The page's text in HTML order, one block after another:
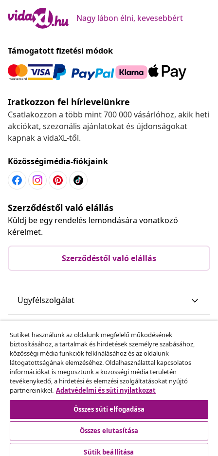
Nagy lábon élni, kevesebbért
Támogatott fizetési módok
Iratkozzon fel hírlevelünkre
Csatlakozzon a több mint 700 000 vásárlóhoz, akik heti
akciókat, szezonális ajánlatokat és újdonságokat
kapnak a vidaXL-től.
Közösségimédia-fiókjaink
Szerződéstől való elállás
Küldj be egy rendelés lemondására vonatkozó
kérelmet.
Szerződéstől való elállás
Ügyfélszolgálat
vidaXL
Fedezz fel többet
Sütiket használunk az oldalunk megfelelő működésének
biztosításához, a tartalmak és hirdetések személyre szabásához,
közösségi média funkciók felkínálásához és az oldalunk
látogatottságának elemzéséhez. Oldalhasználattal kapcsolatos
információkat is megosztunk a közösségi média területén
tevékenykedő, a hirdetési és elemzési szolgáltatásokat nyújtó
partnereinkkel. Adatvédelmi és süti nyilatkozat
Összes süti elfogadása
Összes elutasítása
Sütik beállítása